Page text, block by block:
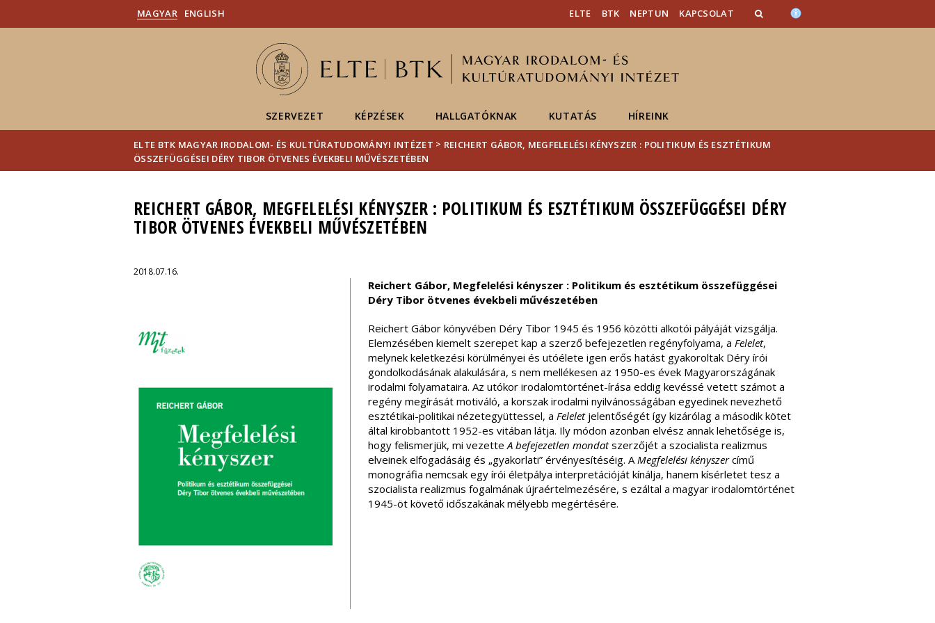
MAGYAR ENGLISH ELTE BTK NEPTUN KAPCSOLAT
SZERVEZET KÉPZÉSEK HALLGATÓKNAK KUTATÁS HÍREINK
ELTE BTK MAGYAR IRODALOM- ÉS KULTÚRATUDOMÁNYI INTÉZET > REICHERT GÁBOR, MEGFELELÉSI KÉNYSZER : POLITIKUM ÉS ESZTÉTIKUM
ÖSSZEFÜGGÉSEI DÉRY TIBOR ÖTVENES ÉVEKBELI MŰVÉSZETÉBEN
REICHERT GÁBOR, MEGFELELÉSI KÉNYSZER : POLITIKUM ÉS ESZTÉTIKUM ÖSSZEFÜGGÉSEI DÉRY
TIBOR ÖTVENES ÉVEKBELI MŰVÉSZETÉBEN
2018.07.16.
Reichert Gábor, Megfelelési kényszer : Politikum és esztétikum összefüggései
Déry Tibor ötvenes évekbeli művészetében
Reichert Gábor könyvében Déry Tibor 1945 és 1956 közötti alkotói pályáját vizsgálja.
Elemzésében kiemelt szerepet kap a szerző befejezetlen regényfolyama, a Felelet,
melynek keletkezési körülményei és utóélete igen erős hatást gyakoroltak Déry írói
gondolkodásának alakulására, s nem mellékesen az 1950-es évek Magyarországának
irodalmi folyamataira. Az utókor irodalomtörténet-írása eddig kevéssé vetett számot a
regény megírását motiváló, a korszak irodalmi nyilvánosságában egyedinek nevezhető
esztétikai-politikai nézetegyüttessel, a Felelet jelentőségét így kizárólag a második kötet
által kirobbantott 1952-es vitában látja. Ily módon azonban elvész annak lehetősége is,
hogy felismerjük, mi vezetteA befejezetlen mondatszerzőjét a szocialista realizmus
elveinek elfogadásáig és „gyakorlati” érvényesítéséig. AMegfelelési kényszercímű
monográfia nemcsak egy írói életpálya interpretációját kínálja, hanem kísérletet tesz a
szocialista realizmus fogalmának újraértelmezésére, s ezáltal a magyar irodalomtörténet
1945-öt követő időszakának mélyebb megértésére.